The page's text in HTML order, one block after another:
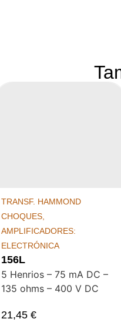
TRANSF. HAMMOND
CHOQUES,
AMPLIFICADORES:
ELECTRÓNICA
156L
5 Henrios – 75 mA DC –
135 ohms – 400 V DC
21,45€